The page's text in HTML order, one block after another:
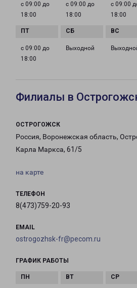
с 09:00 до
18:00
с 09:00 до
18:00
с 09:00
18:00
с 09:00 до
18:00
Выходной
Филиалы в
ОСТРОГОЖСК
Россия, Воронежская область,
Карла Маркса, 61/5
на карте
ТЕЛЕФОН
8(473)759-20-93
EMAIL
ostrogozhsk-fr@pecom.ru
ГРАФИК РАБОТЫ